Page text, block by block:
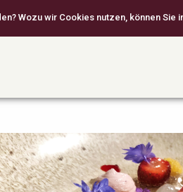
Wozu wir Cookies nutzen, können